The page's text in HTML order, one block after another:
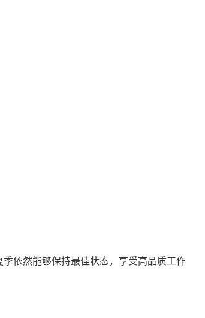
依然能够保持最佳状态，享受高品质工作